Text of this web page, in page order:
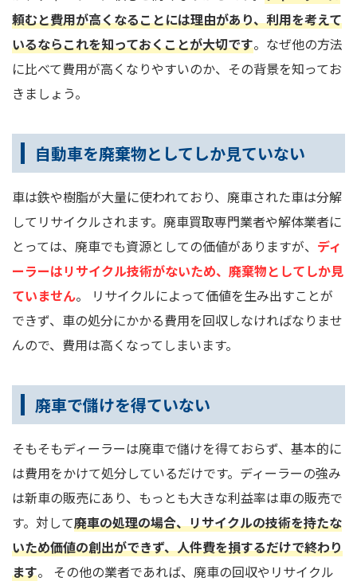
頼むと費用が高くなることには理由があり、利用を考えて
いるならこれを知っておくことが大切です。なぜ他の方法
に比べて費用が高くなりやすいのか、その背景を知ってお
きましょう。
自動車を廃棄物としてしか見ていない
車は鉄や樹脂が大量に使われており、廃車された車は分解
してリサイクルされます。廃車買取専門業者や解体業者に
とっては、廃車でも資源としての価値がありますが、 ディ
ーラーはリサイクル技術がないため、廃棄物としてしか見
ていません。 リサイクルによって価値を生み出すことが
できず、車の処分にかかる費用を回収しなければなりませ
んので、費用は高くなってしまいます。
廃車で儲けを得ていない
そもそもディーラーは廃車で儲けを得ておらず、基本的に
は費用をかけて処分しているだけです。ディーラーの強み
は新車の販売にあり、もっとも大きな利益率は車の販売で
す。対して廃車の処理の場合、リサイクルの技術を持たな
いため価値の創出ができず、人件費を損するだけで終わり
ます。 その他の業者であれば、廃車の回収やリサイクル